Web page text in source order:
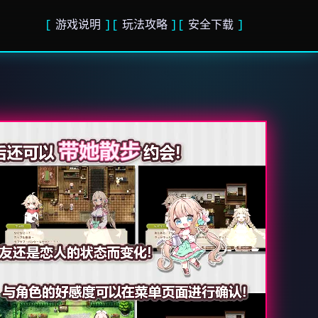
游戏说明 玩法攻略 安全下载